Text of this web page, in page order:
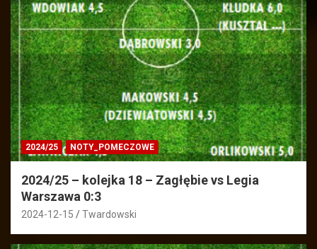
2024/25 NOTY_POMECZOWE
2024/25 – kolejka 18 – Zagłębie vs Legia
Warszawa 0:3
2024-12-15 Twardowski